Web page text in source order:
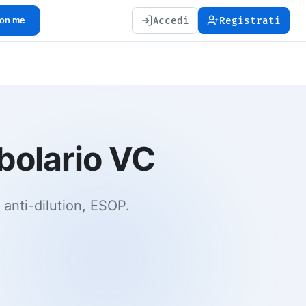
Accedi Registrati
me
VC
dilution, ESOP.